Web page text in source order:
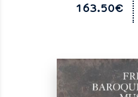
163.50€